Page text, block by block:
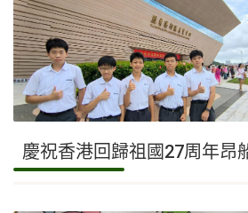
慶祝香港回歸祖國27周年昂